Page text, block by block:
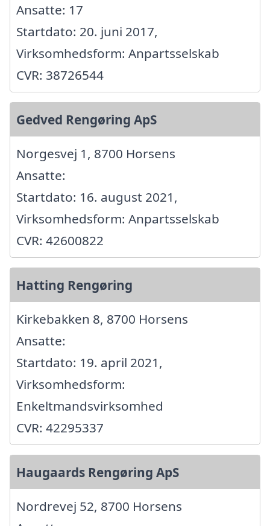
Ansatte: 17
Startdato: 20. juni 2017,
Virksomhedsform: Anpartsselskab
CVR: 38726544
Gedved Rengøring ApS
Norgesvej 1, 8700 Horsens
Ansatte:
Startdato: 16. august 2021,
Virksomhedsform: Anpartsselskab
CVR: 42600822
Hatting Rengøring
Kirkebakken 8, 8700 Horsens
Ansatte:
Startdato: 19. april 2021,
Virksomhedsform:
Enkeltmandsvirksomhed
CVR: 42295337
Haugaards Rengøring ApS
Nordrevej 52, 8700 Horsens